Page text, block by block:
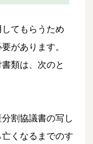
てもらうため
があります。
類は、次のと
割協議書の写し
くなるまでのす